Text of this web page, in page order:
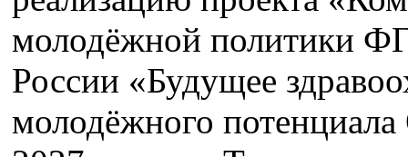
молодёжной политики
России «Будущее
молодёжного